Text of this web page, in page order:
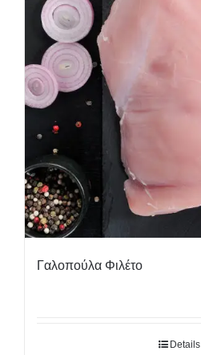
Γαλοπούλα Φιλέτο
Details